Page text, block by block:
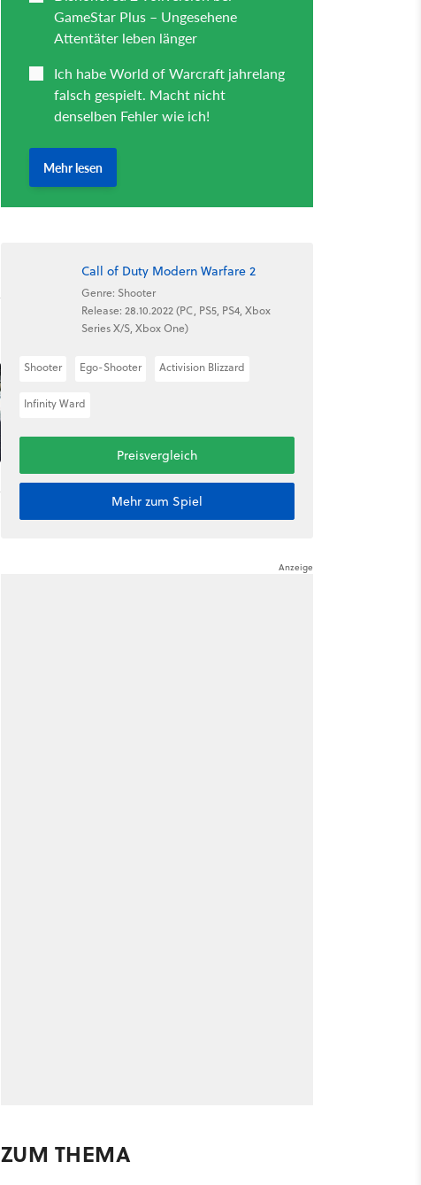
Call of Duty Modern Warfare 2
Genre: Shooter
Release: 28.10.2022 (PC, PS5, PS4, Xbox
Series X/S, Xbox One)
Shooter Ego-Shooter Activision Blizzard
Infinity Ward
Preisvergleich
Mehr zum Spiel
ZUM THEMA